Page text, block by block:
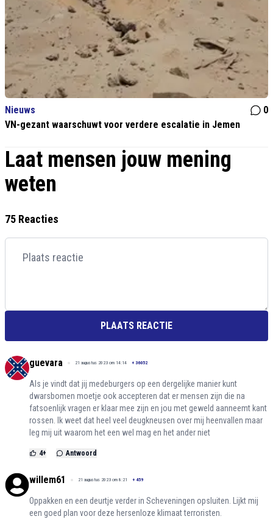
Nieuws
0
VN-gezant waarschuwt voor verdere escalatie in Jemen
Laat mensen jouw mening
weten
75 Reacties
PLAATS REACTIE
guevara 21 augustus 2023 om 14:14 + 36052
Als je vindt dat jij medeburgers op een dergelijke manier kunt
dwarsbomen moetje ook accepteren dat er mensen zijn die na
fatsoenlijk vragen er klaar mee zijn en jou met geweld aanneemt kant
rossen. Ik weet dat heel veel deugkneusen over mij heenvallen maar
leg mij uit waarom het een wel mag en het ander niet
4+ Antwoord
willem61 21 augustus 2023 om 8:21 + 459
Oppakken en een deurtje verder in Scheveningen opsluiten. Lijkt mij
een goed plan voor deze hersenloze klimaat terroristen.